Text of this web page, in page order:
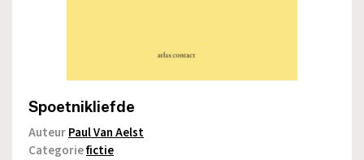
Spoetnikliefde
AuteurPaul Van Aelst
Categoriefictie